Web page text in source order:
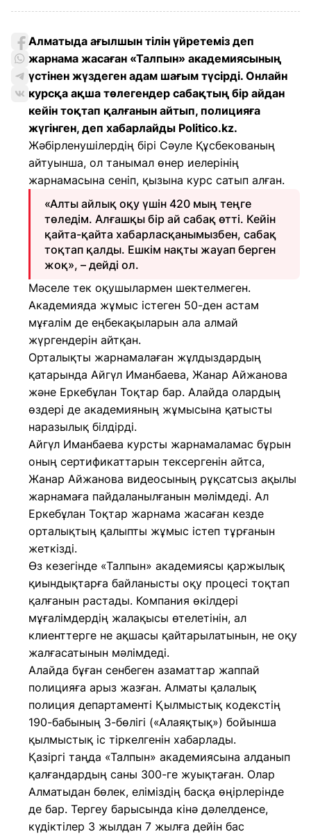
Алматыда ағылшын тілін үйретеміз деп
жарнама жасаған «Талпын» академиясының
үстінен жүздеген адам шағым түсірді. Онлайн
курсқа ақша төлегендер сабақтың бір айдан
кейін тоқтап қалғанын айтып, полицияға
жүгінген, деп хабарлайды Politico.kz.
Жәбірленушілердің бірі Сәуле Құсбекованың
айтуынша, ол танымал өнер иелерінің
жарнамасына сеніп, қызына курс сатып алған.
«Алты айлық оқу үшін 420 мың теңге
төледім. Алғашқы бір ай сабақ өтті. Кейін
қайта-қайта хабарласқанымызбен, сабақ
тоқтап қалды. Ешкім нақты жауап берген
жоқ», – дейді ол.
Мәселе тек оқушылармен шектелмеген.
Академияда жұмыс істеген 50-ден астам
мұғалім де еңбекақыларын ала алмай
жүргендерін айтқан.
Орталықты жарнамалаған жұлдыздардың
қатарында Айгүл Иманбаева, Жанар Айжанова
және Еркебұлан Тоқтар бар. Алайда олардың
өздері де академияның жұмысына қатысты
наразылық білдірді.
Айгүл Иманбаева курсты жарнамаламас бұрын
оның сертификаттарын тексергенін айтса,
Жанар Айжанова видеосының рұқсатсыз ақылы
жарнамаға пайдаланылғанын мәлімдеді. Ал
Еркебұлан Тоқтар жарнама жасаған кезде
орталықтың қалыпты жұмыс істеп тұрғанын
жеткізді.
Өз кезегінде «Талпын» академиясы қаржылық
қиындықтарға байланысты оқу процесі тоқтап
қалғанын растады. Компания өкілдері
мұғалімдердің жалақысы өтелетінін, ал
клиенттерге не ақшасы қайтарылатынын, не оқу
жалғасатынын мәлімдеді.
Алайда бұған сенбеген азаматтар жаппай
полицияға арыз жазған. Алматы қалалық
полиция департаменті Қылмыстық кодекстің
190-бабының 3-бөлігі («Алаяқтық») бойынша
қылмыстық іс тіркелгенін хабарлады.
Қазіргі таңда «Талпын» академиясына алданып
қалғандардың саны 300-ге жуықтаған. Олар
Алматыдан бөлек, еліміздің басқа өңірлерінде
де бар. Тергеу барысында кінә дәлелденсе,
күдіктілер 3 жылдан 7 жылға дейін бас